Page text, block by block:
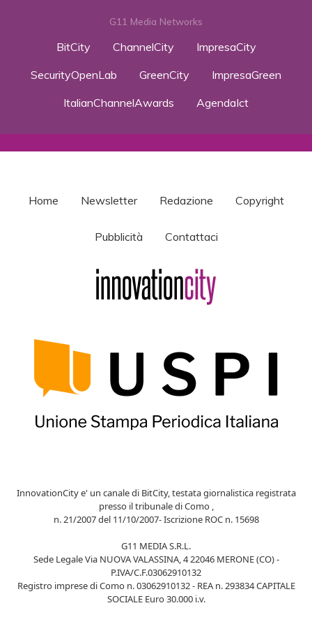
G11 Media Networks
BitCity ChannelCity
ImpresaCity
SecurityOpenLab
GreenCity
ImpresaGreen
ItalianChannelAwards
AgendaIct
Home Newsletter Redazione Copyright
Pubblicità Contattaci
InnovationCity e' un canale di BitCity, testata giornalistica registrata
presso il tribunale di Como ,
n. 21/2007 del 11/10/2007- Iscrizione ROC n. 15698
G11 MEDIA S.R.L.
Sede Legale Via NUOVA VALASSINA, 4 22046 MERONE (CO) -
P.IVA/C.F.03062910132
Registro imprese di Como n. 03062910132 - REA n. 293834 CAPITALE
SOCIALE Euro 30.000 i.v.